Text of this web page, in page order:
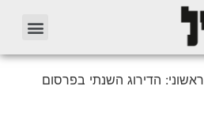
ראשוני: הדירוג השנתי בפרסום